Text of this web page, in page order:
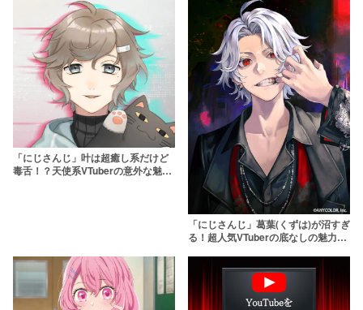
「にじさんじ」叶は超癒し系だけど
毒舌！？天使系VTuberの意外な魅力
「にじさんじ」葛葉(くずは)が沼すぎ
る！超人気VTuberの底なしの魅力に